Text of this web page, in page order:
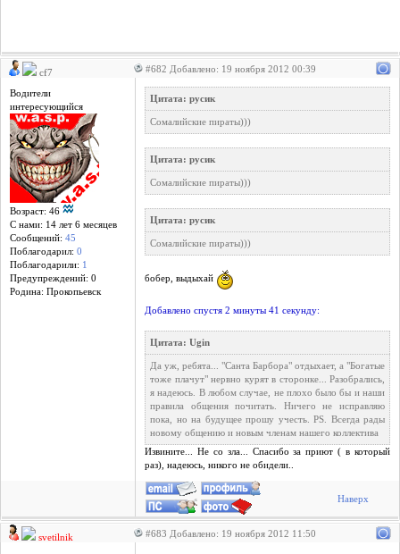
cf7 #682 Добавлено: 19 ноября 2012 00:39
Водители
интересующийся
Возраст: 46
С нами: 14 лет 6 месяцев
Сообщений: 45
Поблагодарил: 0
Поблагодарили: 1
Предупреждений: 0
Родина: Прокопьевск
Цитата: русик
Сомалийские пираты)))
Цитата: русик
Сомалийские пираты)))
Цитата: русик
Сомалийские пираты)))
бобер, выдыхай
Добавлено спустя 2 минуты 41 секунду:
Цитата: Ugin
Да уж, ребята... "Санта Барбора" отдыхает, а "Богатые
тоже плачут" нервно курят в сторонке... Разобрались,
я надеюсь. В любом случае, не плохо было бы и наши
правила общения почитать. Ничего не исправляю
пока, но на будущее прошу учесть. PS. Всегда рады
новому общению и новым членам нашего коллектива
Извините... Не со зла... Спасибо за приют ( в который
раз), надеюсь, никого не обидели..
Наверх
svetilnik #683 Добавлено: 19 ноября 2012 11:50